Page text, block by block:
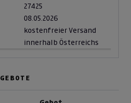
27425
08.05.2026
kostenfreier Versand
innerhalb Österreichs
GEBOTE